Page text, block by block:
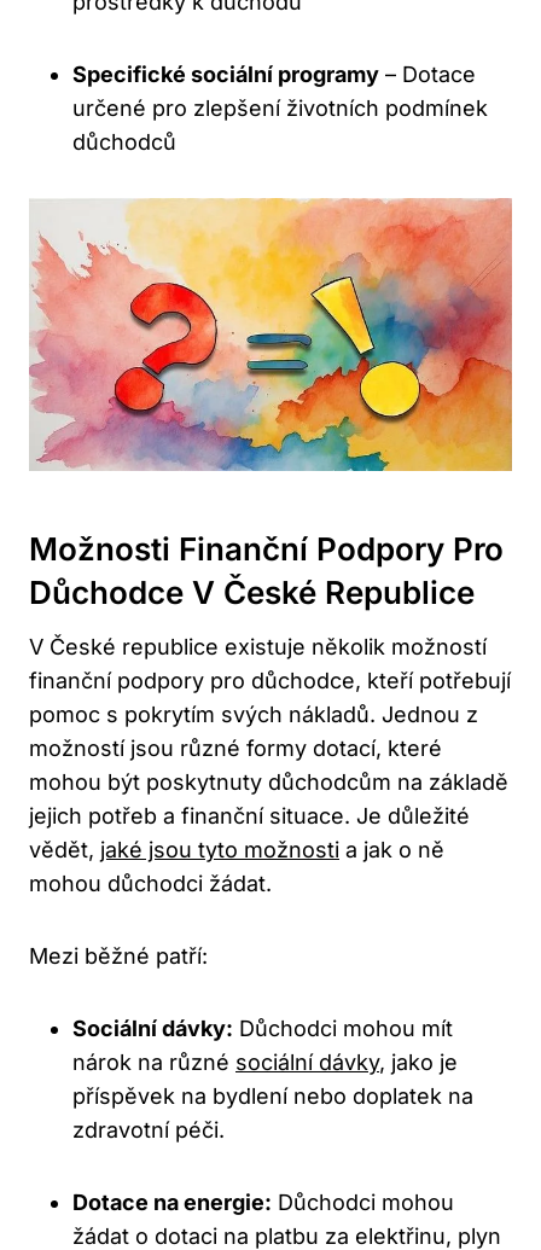
Specifické sociální programy – Dotace
určené pro zlepšení životních podmínek
důchodců
Možnosti Finanční Podpory Pro
Důchodce V České Republice
V České republice existuje několik možností
finanční podpory pro důchodce, kteří potřebují
pomoc s pokrytím svých nákladů. Jednou z
možností jsou různé formy dotací, které
mohou být poskytnuty důchodcům na základě
jejich potřeb a finanční situace. Je důležité
vědět, jaké jsou tyto možnosti a jak o ně
mohou důchodci žádat.
Mezi běžné patří:
Sociální dávky: Důchodci mohou mít
nárok na různé sociální dávky, jako je
příspěvek na bydlení nebo doplatek na
zdravotní péči.
Dotace na energie: Důchodci mohou
žádat o dotaci na platbu za elektřinu, plyn